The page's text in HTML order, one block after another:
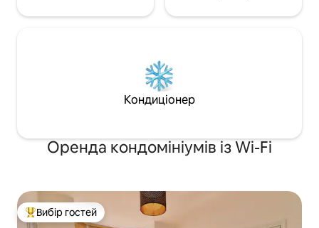
Кондиціонер
Оренда кондомініумів із Wi-Fi
Топ вибір гостей
Вибір гостей